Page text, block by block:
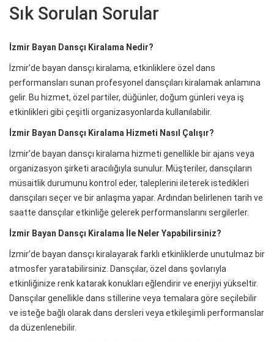
Sık Sorulan Sorular
İzmir Bayan Dansçı Kiralama Nedir?
İzmir’de bayan dansçı kiralama, etkinliklere özel dans
performansları sunan profesyonel dansçıları kiralamak anlamına
gelir. Bu hizmet, özel partiler, düğünler, doğum günleri veya iş
etkinlikleri gibi çeşitli organizasyonlarda kullanılabilir.
İzmir Bayan Dansçı Kiralama Hizmeti Nasıl Çalışır?
İzmir’de bayan dansçı kiralama hizmeti genellikle bir ajans veya
organizasyon şirketi aracılığıyla sunulur. Müşteriler, dansçıların
müsaitlik durumunu kontrol eder, taleplerini ileterek istedikleri
dansçıları seçer ve bir anlaşma yapar. Ardından belirlenen tarih ve
saatte dansçılar etkinliğe gelerek performanslarını sergilerler.
İzmir Bayan Dansçı Kiralama İle Neler Yapabilirsiniz?
İzmir’de bayan dansçı kiralayarak farklı etkinliklerde unutulmaz bir
atmosfer yaratabilirsiniz. Dansçılar, özel dans şovlarıyla
etkinliğinize renk katarak konukları eğlendirir ve enerjiyi yükseltir.
Dansçılar genellikle dans stillerine veya temalara göre seçilebilir
ve isteğe bağlı olarak dans dersleri veya etkileşimli performanslar
da düzenlenebilir.